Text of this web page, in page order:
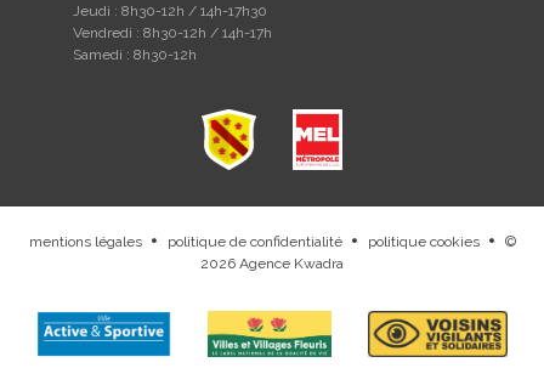
Jeudi : 8h30-12h / 14h-17h30
Vendredi : 8h30-12h / 14h-17h
Samedi : 8h30-12h
mentions légales . politique de confidentialité . politique cookies .
©
2026 Agence Kwadra